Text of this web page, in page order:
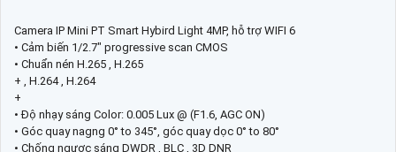
Camera IP Mini PT Smart Hybird Light 4MP, hỗ trợ WIFI 6
• Cảm biến 1/2.7" progressive scan CMOS
• Chuẩn nén H.265 , H.265
+ , H.264 , H.264
+
• Độ nhạy sáng Color: 0.005 Lux @ (F1.6, AGC ON)
• Góc quay nagng 0° to 345°, góc quay dọc 0° to 80°
• Chống ngược sáng DWDR , BLC , 3D DNR